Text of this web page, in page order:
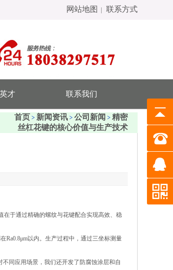
网站地图 联系方式
才 联系我们
首页 > 新闻资讯 > 公司新闻 > 精密
丝杠花键的核心价值与生产技术
在于通过精确的螺纹与花键配合实现高效、稳
Ra0.8μm以内。生产过程中，通过三坐标测量
同应用场景，我们还开发了防腐蚀涂层和自